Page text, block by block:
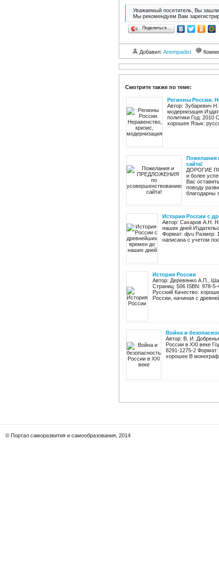
Уважаемый посетитель, Вы зашли
Мы рекомендуем Вам
Поделиться…
Добавил: Anempadist
Смотрите также по теме:
Регионы России.
Автор: Зубаревич
модернизация
политики Год: 2010
хорошее Язык:
Пожелания
сайта!
ДОРОГИЕ
и более
Вас
поводу
благодарны
История России с
Автор: Сахаров А.Н.
наших дней
Формат: djvu Размер:
написана с учетом
История России
Автор: Деревянко А.П.,
Страниц: 506 ISBN: 978-
Русский Качество:
России, начиная с
Война и
Автор: В. И.
России в XXI веке
8291-1275-2
хорошее В
© Портал саморазвития и самообразования, 2014